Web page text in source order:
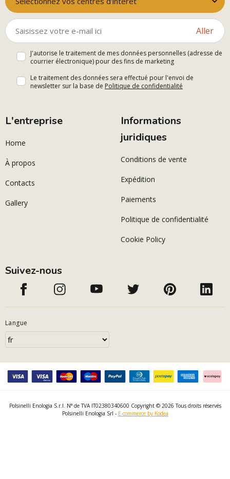
Aller
J'autorise le traitement de mes données personnelles (adresse de
courrier électronique) pour des fins de marketing
Le traitement des données sera effectué pour l'envoi de
newsletter sur la base de Politique de confidentialité
L'entreprise
Home
À propos
Contacts
Gallery
Informations
juridiques
Conditions de vente
Expédition
Paiements
Politique de confidentialité
Cookie Policy
Suivez-nous
Langue
Polsinelli Enologia S.r.l. N° de TVA IT02380340600 Copyright © 2026 Tous droits réservés
Polsinelli Enologia Srl - E-commerce by Kodea